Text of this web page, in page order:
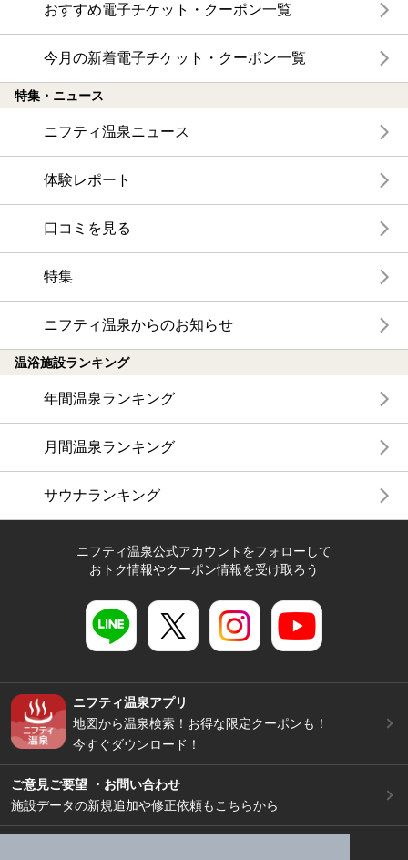
おすすめ電子チケット・クーポン一覧
今月の新着電子チケット・クーポン一覧
特集・ニュース
ニフティ温泉ニュース
体験レポート
口コミを見る
特集
ニフティ温泉からのお知らせ
温浴施設ランキング
年間温泉ランキング
月間温泉ランキング
サウナランキング
ニフティ温泉公式アカウントをフォローして
おトク情報やクーポン情報を受け取ろう
ニフティ温泉アプリ
地図から温泉検索！お得な限定クーポンも！
今すぐダウンロード！
ご意見ご要望 ・お問い合わせ
施設データの新規追加や修正依頼もこちらから